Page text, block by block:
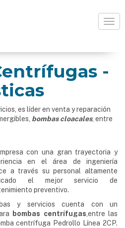
-
es líder en venta y reparación
bombas cloacales, entre
con una gran trayectoria y
en el área de ingeniería
a través su personal altamente
el mejor servicio de
preventivo.
y servicios cuenta con un
bombas centrífugas ,entre las
centrífuga Pedrollo Línea 2CP.